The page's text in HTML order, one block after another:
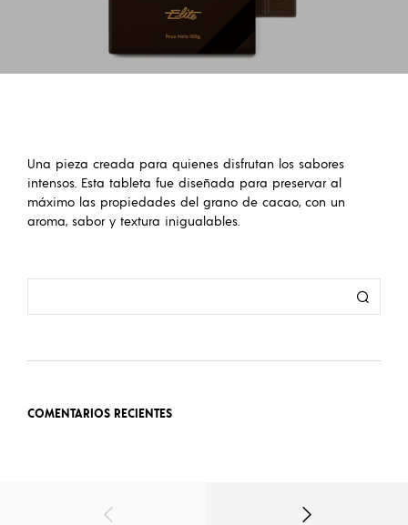
Una pieza creada para quienes disfrutan los sabores
intensos. Esta tableta fue diseñada para preservar al
máximo las propiedades del grano de cacao, con un
aroma, sabor y textura inigualables.
COMENTARIOS RECIENTES